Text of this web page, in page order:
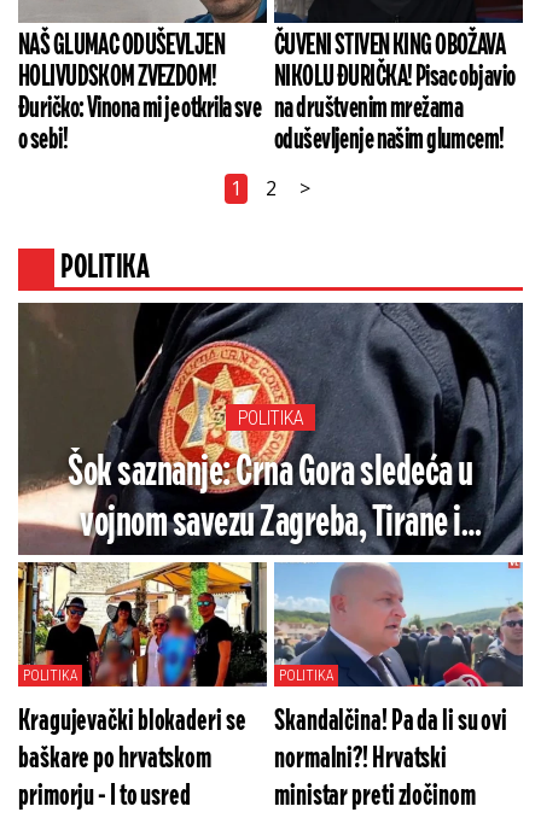
NAŠ GLUMAC ODUŠEVLJEN
HOLIVUDSKOM ZVEZDOM!
Đuričko: Vinona mi je otkrila sve
o sebi!
ČUVENI STIVEN KING OBOŽAVA
NIKOLU ĐURIČKA! Pisac objavio
na društvenim mrežama
oduševljenje našim glumcem!
1 2 >
POLITIKA
POLITIKA
Šok saznanje: Crna Gora sledeća u
vojnom savezu Zagreba, Tirane i
Prištine?
POLITIKA
Kragujevački blokaderi se
baškare po hrvatskom
primorju - I to usred
POLITIKA
Skandalčina! Pa da li su ovi
normalni?! Hrvatski
ministar preti zločinom